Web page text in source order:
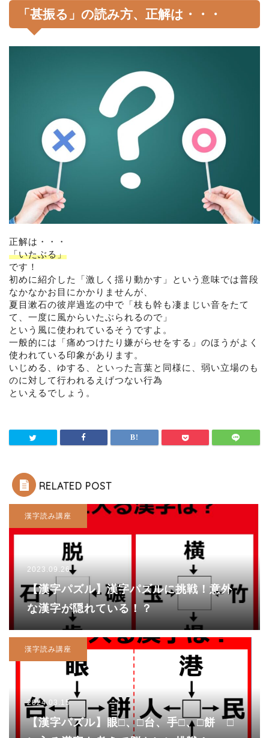
「甚振る」の読み方、正解は・・・
正解は・・・
「いたぶる」
です！
初めに紹介した「激しく揺り動かす」という意味では普段
なかなかお目にかかりませんが、
夏目漱石の彼岸過迄の中で「枝も幹も凄まじい音をたて
て、一度に風からいたぶられるので」
という風に使われているそうですよ。
一般的には「痛めつけたり嫌がらせをする」のほうがよく
使われている印象があります。
いじめる、ゆする、といった言葉と同様に、弱い立場のも
のに対して行われるえげつない行為
といえるでしょう。
RELATED POST
漢字読み講座
2023.09.26
【漢字パズル】漢字パズルに挑戦！意外
な漢字が隠れている！？
漢字読み講座
2024.03.15
【漢字パズル】眼□、□台、手□、□餅 □